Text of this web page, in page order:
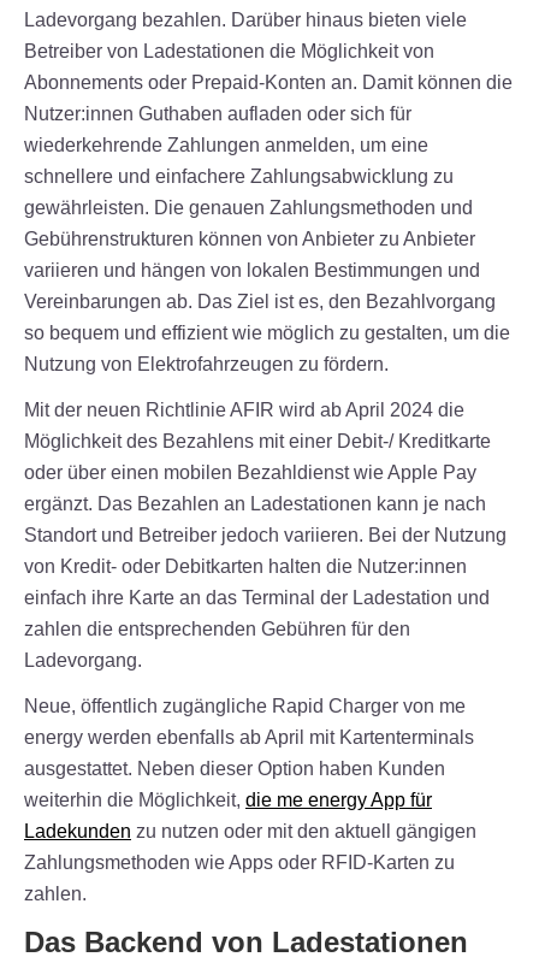
Ladevorgang bezahlen. Darüber hinaus bieten viele
Betreiber von Ladestationen die Möglichkeit von
Abonnements oder Prepaid-Konten an. Damit können die
Nutzer:innen Guthaben aufladen oder sich für
wiederkehrende Zahlungen anmelden, um eine
schnellere und einfachere Zahlungsabwicklung zu
gewährleisten. Die genauen Zahlungsmethoden und
Gebührenstrukturen können von Anbieter zu Anbieter
variieren und hängen von lokalen Bestimmungen und
Vereinbarungen ab. Das Ziel ist es, den Bezahlvorgang
so bequem und effizient wie möglich zu gestalten, um die
Nutzung von Elektrofahrzeugen zu fördern.
Mit der neuen Richtlinie AFIR wird ab April 2024 die
Möglichkeit des Bezahlens mit einer Debit-/ Kreditkarte
oder über einen mobilen Bezahldienst wie Apple Pay
ergänzt. Das Bezahlen an Ladestationen kann je nach
Standort und Betreiber jedoch variieren. Bei der Nutzung
von Kredit- oder Debitkarten halten die Nutzer:innen
einfach ihre Karte an das Terminal der Ladestation und
zahlen die entsprechenden Gebühren für den
Ladevorgang.
Neue, öffentlich zugängliche Rapid Charger von me
energy werden ebenfalls ab April mit Kartenterminals
ausgestattet. Neben dieser Option haben Kunden
weiterhin die Möglichkeit, die me energy App für
Ladekunden zu nutzen oder mit den aktuell gängigen
Zahlungsmethoden wie Apps oder RFID-Karten zu
zahlen.
Das Backend von Ladestationen